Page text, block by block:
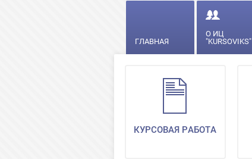
ГЛАВНАЯ
О ИЦ
"KURSOVIKS"
КУРСОВАЯ РАБОТА